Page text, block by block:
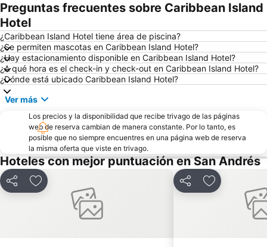
Preguntas frecuentes sobre Caribbean Island
Hotel
¿Caribbean Island Hotel tiene área de piscina?
¿Se permiten mascotas en Caribbean Island Hotel?
¿Hay estacionamiento disponible en Caribbean Island Hotel?
¿A qué hora es el check-in y check-out en Caribbean Island Hotel?
¿Dónde está ubicado Caribbean Island Hotel?
Ver más
Los precios y la disponibilidad que recibe trivago de las páginas
web de reserva cambian de manera constante. Por lo tanto, es
posible que no siempre encuentres en una página web de reserva
la misma oferta que viste en trivago.
Hoteles con mejor puntuación en San Andrés
CompartirAgregar a favoritos CompartirAgregar a